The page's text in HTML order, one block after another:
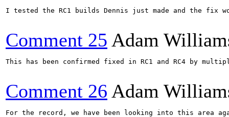
I tested the RC1 builds Dennis just made and the fix
Comment 25 Adam
This has been confirmed fixed in RC1 and RC4 by
Comment 26 Adam
For the record, we have been looking into this area